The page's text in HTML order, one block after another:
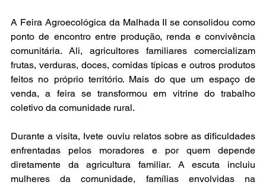
A Feira Agroecológica da Malhada II se consolidou como
ponto de encontro entre produção, renda e convivência
comunitária. Ali, agricultores familiares comercializam
frutas, verduras, doces, comidas típicas e outros produtos
feitos no próprio território. Mais do que um espaço de
venda, a feira se transformou em vitrine do trabalho
coletivo da comunidade rural.
Durante a visita, Ivete ouviu relatos sobre as dificuldades
enfrentadas pelos moradores e por quem depende
diretamente da agricultura familiar. A escuta incluiu
mulheres da comunidade, famílias envolvidas na